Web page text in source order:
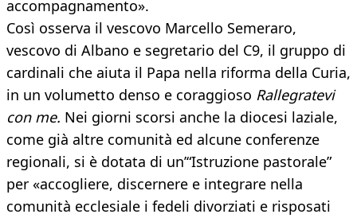
accompagnamento».
Così osserva il vescovo Marcello Semeraro,
vescovo di Albano e segretario del C9, il gruppo di
cardinali che aiuta il Papa nella riforma della Curia,
in un volumetto denso e coraggioso Rallegratevi
con me. Nei giorni scorsi anche la diocesi laziale,
come già altre comunità ed alcune conferenze
regionali, si è dotata di un’“Istruzione pastorale”
per «accogliere, discernere e integrare nella
comunità ecclesiale i fedeli divorziati e risposati